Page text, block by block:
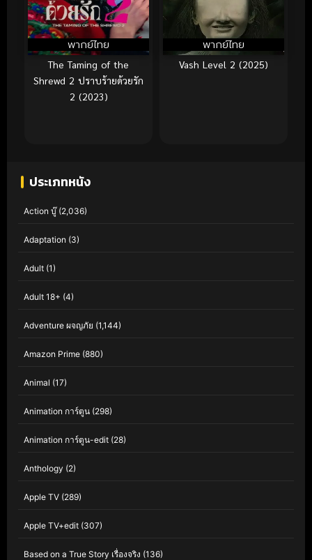
พากย์ไทย
The Taming of the
Shrewd 2 ปราบร้ายด้วยรัก
2 (2023)
พากย์ไทย
Vash Level 2 (2025)
ประเภทหนัง
Action บู๊(2,036)
Adaptation (3)
Adult (1)
Adult 18+ (4)
Adventure ผจญภัย (1,144)
Amazon Prime (880)
Animal (17)
Animation การ์ตูน (298)
Animation การ์ตูน-edit (28)
Anthology (2)
Apple TV (289)
Apple TV+edit (307)
Based on a True Story เรื่องจริง (136)